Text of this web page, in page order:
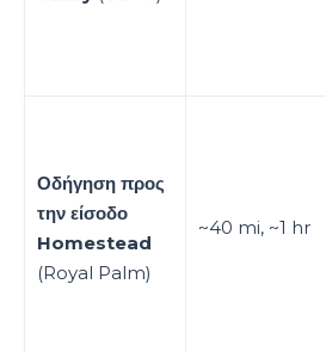
Οδήγηση προς
την είσοδο
Homestead
(Royal Palm)
~40 mi, ~1 hr